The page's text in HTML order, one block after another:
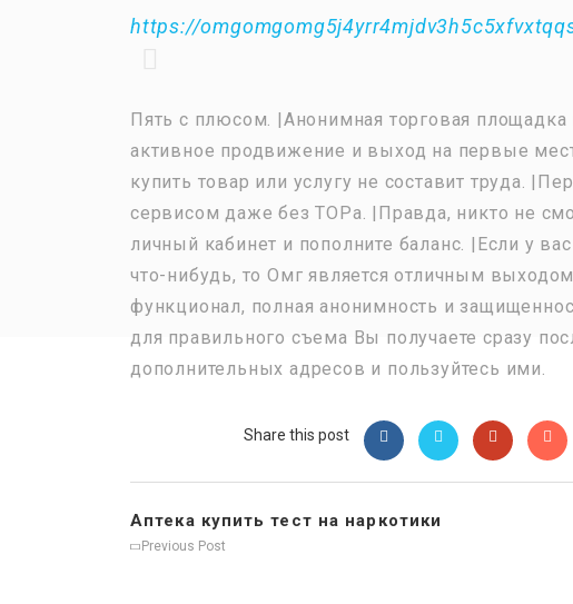
https://
Пять с плюсом. |Анонимная торговая
активное продвижение и выход на первые
купить товар или услугу не составит труда.
сервисом даже без ТОРа. |Правда, никто не
личный кабинет и пополните баланс. |Если у
что-нибудь, то Омг является отличным
функционал, полная анонимность и
для правильного съема Вы получаете сразу
дополнительных адресов и пользуйтесь ими.
Share this post
Аптека купить тест на наркотики
Previous Post